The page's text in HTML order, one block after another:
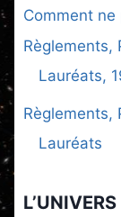
Comment
Règlements,
Lauréats,
Règlements,
Lauréats